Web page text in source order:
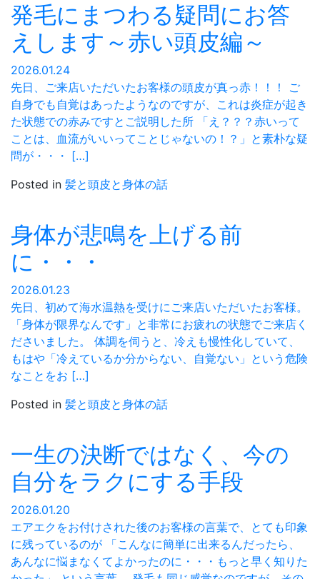
発毛にまつわる疑問にお答
えします～赤い頭皮編～
2026.01.24
先日、ご来店いただいたお客様の頭皮が真っ赤！！！ ご
自身でも自覚はあったようなのですが、これは炎症が起き
た状態での赤みですとご説明した所 「え？？？赤いって
ことは、血流がいいってことじゃないの！？」と素朴な疑
問が・・・ […]
Posted in 髪と頭皮と身体の話
身体が悲鳴を上げる前
に・・・
2026.01.23
先日、初めて海水温熱を受けにご来店いただいたお客様。
「身体が限界なんです」と非常にお疲れの状態でご来店く
ださいました。 体調を伺うと、冷えも慢性化していて、
もはや「冷えているか分からない、自覚ない」という危険
なことをお […]
Posted in 髪と頭皮と身体の話
一生の決断ではなく、今の
自分をラクにする手段
2026.01.20
エアエクをお付けされた後のお客様の言葉で、とても印象
に残っているのが 「こんなに簡単に出来るんだったら、
あんなに悩まなくてよかったのに・・・もっと早く知りた